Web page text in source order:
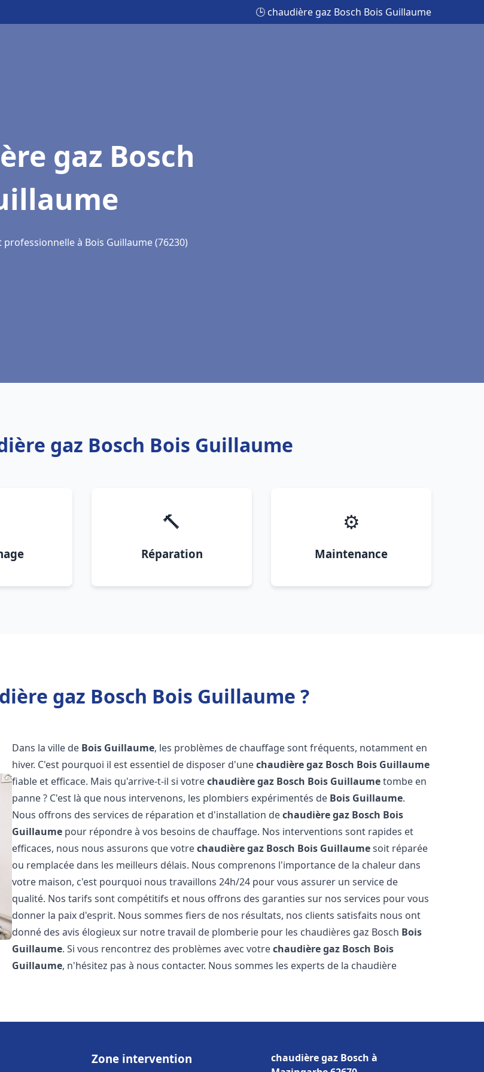
🕒 chaudière gaz Bosch Bois Guillaume
gaz Bosch
à Bois Guillaume (76230)
gaz Bosch Bois Guillaume
🔨
Réparation
⚙️
Maintenance
gaz Bosch Bois Guillaume ?
Dans la ville de Bois Guillaume, les problèmes de chauffage sont fréquents, notamment en
hiver. C'est pourquoi il est essentiel de disposer d'unechaudière gaz Bosch Bois Guillaume
fiable et efficace. Mais qu'arrive-t-il si votrechaudière gaz Bosch Bois Guillaumetombe en
panne ? C'est là que nous intervenons, les plombiers expérimentés de Bois Guillaume.
Nous offrons des services de réparation et d'installation dechaudière gaz Bosch Bois
Guillaume pour répondre à vos besoins de chauffage. Nos interventions sont rapides et
efficaces, nous nous assurons que votrechaudière gaz Bosch Bois Guillaumesoit réparée
ou remplacée dans les meilleurs délais. Nous comprenons l'importance de la chaleur dans
votre maison, c'est pourquoi nous travaillons 24h/24 pour vous assurer un service de
qualité. Nos tarifs sont compétitifs et nous offrons des garanties sur nos services pour vous
donner la paix d'esprit. Nous sommes fiers de nos résultats, nos clients satisfaits nous ont
donné des avis élogieux sur notre travail de plomberie pour les chaudières gaz Bosch Bois
Guillaume. Si vous rencontrez des problèmes avec votrechaudière gaz Bosch Bois
Guillaume, n'hésitez pas à nous contacter. Nous sommes les experts de la chaudière
Zone intervention
chaudière gaz Bosch à